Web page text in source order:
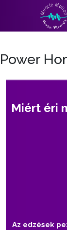
Power
Miért éri
Az edzések